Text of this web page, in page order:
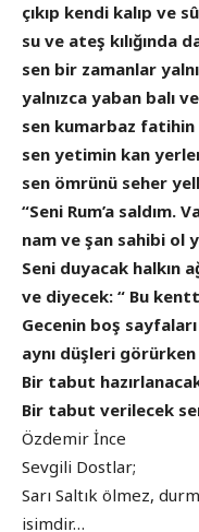
çıkıp kendi kalıp ve
su ve ateş kılığında
sen bir zamanlar
yalnızca yaban balı
sen kumarbaz
sen yetimin kan
sen ömrünü seher
“Seni Rum’a saldım.
nam ve şan sahibi ol
Seni duyacak halkın
ve diyecek: “ Bu
Gecenin boş
aynı düşleri
Bir tabut
Bir tabut verilecek
Özdemir İnce
Sevgili Dostlar;
Sarı Saltık ölmez,
isimdir…